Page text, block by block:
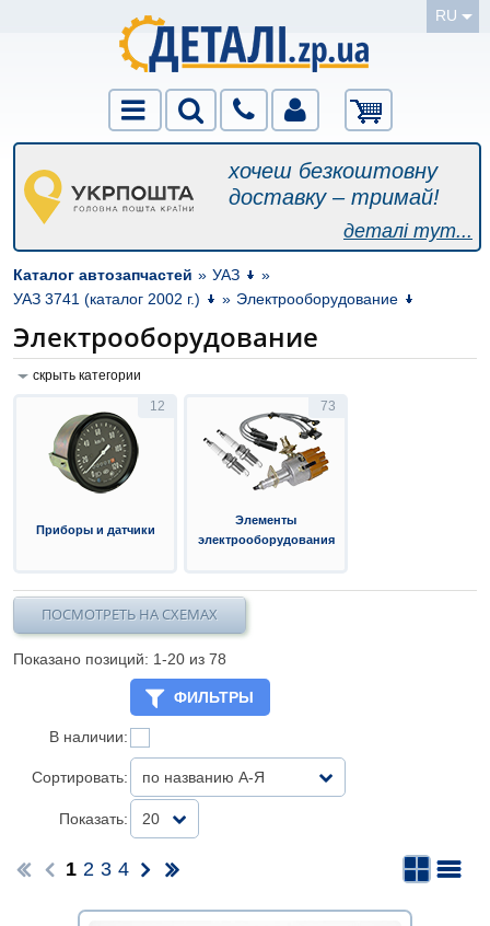
RU
хочеш безкоштовну
доставку – тримай!
деталі тут...
Каталог автозапчастей » УАЗ
»
УАЗ 3741 (каталог 2002 г.)
» Электрооборудование
Электрооборудование
скрыть категории
12
Приборы и датчики
73
Элементы
электрооборудования
ПОСМОТРЕТЬ НА СХЕМАХ
Показано позиций: 1-20 из 78
ФИЛЬТРЫ
В наличии:
Сортировать: по названию А-Я
Показать: 20
1 2 3 4